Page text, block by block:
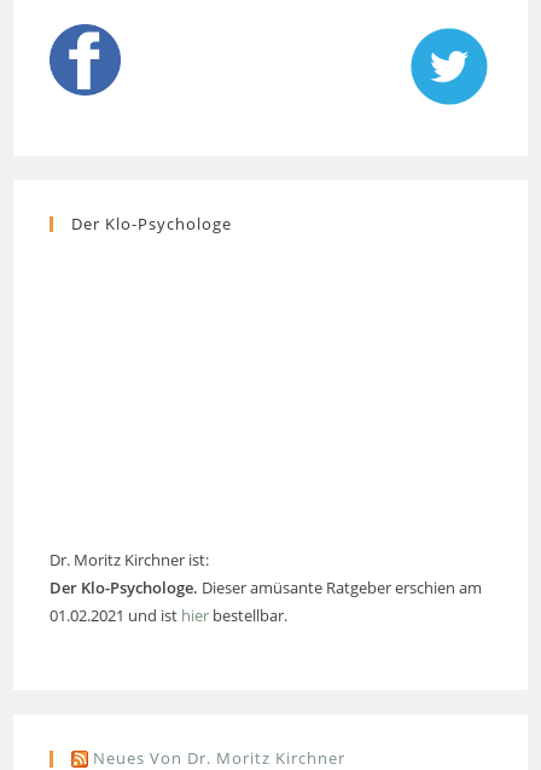
Der Klo-Psychologe
Dr. Moritz Kirchner ist:
Der Klo-Psychologe. Dieser amüsante Ratgeber erschien am
01.02.2021 und ist hier bestellbar.
Neues Von Dr. Moritz Kirchner